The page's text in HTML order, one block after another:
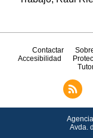
Contactar
Accesibilidad
Avda.